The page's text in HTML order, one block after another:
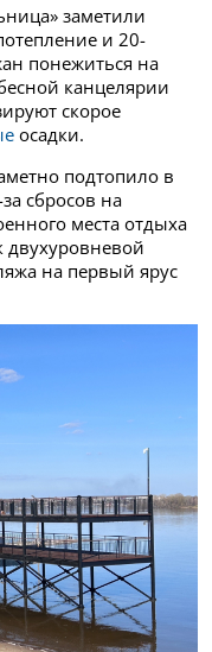
заметили
и 20-
понежиться на
канцелярии
скорое
осадки.
подтопило в
сбросов на
места отдыха
двухуровневой
на первый ярус